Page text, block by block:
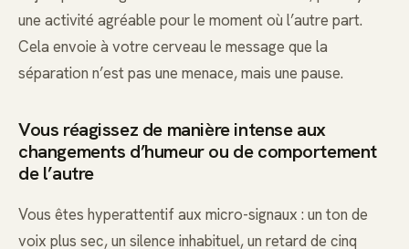
une activité agréable pour le moment où l’autre part.
Cela envoie à votre cerveau le message que la
séparation n’est pas une menace, mais une pause.
Vous réagissez de manière intense aux
changements d’humeur ou de comportement
de l’autre
Vous êtes hyperattentif aux micro-signaux : un ton de
voix plus sec, un silence inhabituel, un retard de cinq